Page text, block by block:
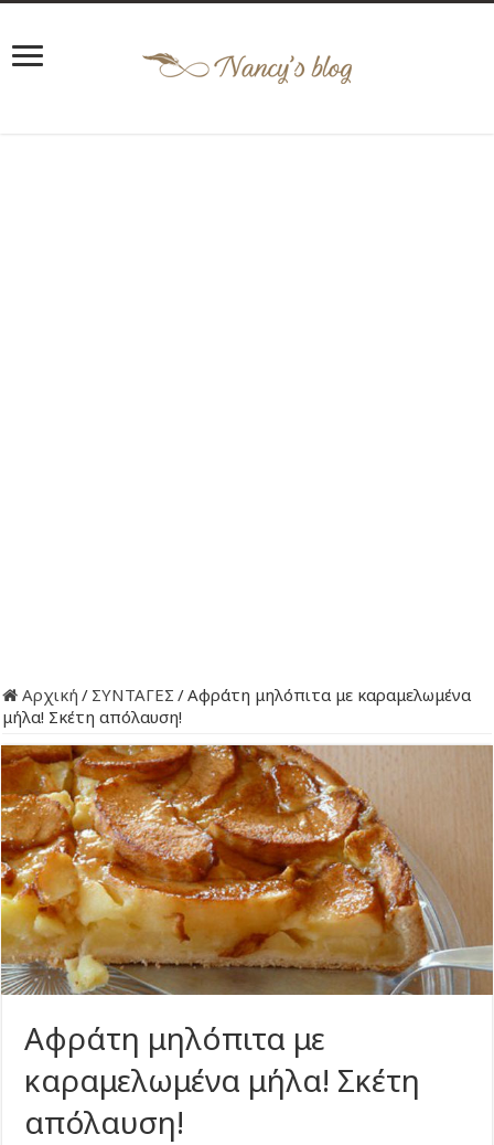
Αρχική / ΣΥΝΤΑΓΕΣ /Αφράτη μηλόπιτα με καραμελωμένα
μήλα! Σκέτη απόλαυση!
Αφράτη μηλόπιτα με
καραμελωμένα μήλα! Σκέτη
απόλαυση!